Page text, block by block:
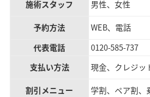
施術スタッフ
男性、女性
予約方法
WEB、電話
代表電話
0120-585-737
支払い方法
現金、クレジッ
割引メニュー
学割、ペア割、